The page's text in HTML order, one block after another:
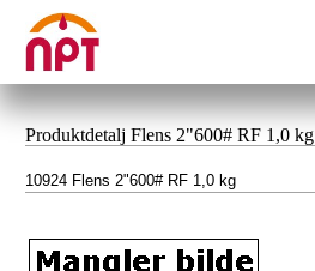
Produktdetalj Flens 2"600# RF 1,0 kg
10924 Flens 2"600# RF 1,0 kg